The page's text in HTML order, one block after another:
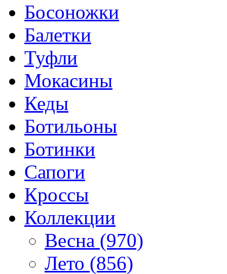
Босоножки
Балетки
Туфли
Мокасины
Кеды
Ботильоны
Ботинки
Сапоги
Кроссы
Коллекции
Весна (970)
Лето (856)